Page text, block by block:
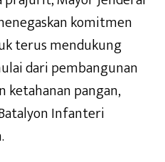
komitmen
terus mendukung
dari pembangunan
pangan,
Infanteri